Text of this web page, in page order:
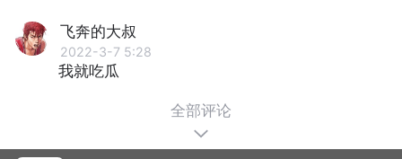
飞奔的大叔
2022-3-7 5:28
我就吃瓜
全部评论